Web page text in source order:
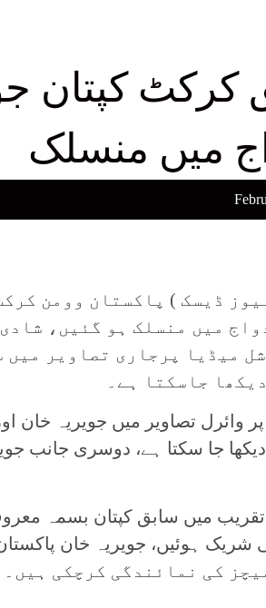
کرکٹ کپتان
میں منسلک
ڈیسک ) پاکستان وومن
میں منسلک ہو گئیں،
میڈیا پرجاری تصاویر
جاسکتا ہے۔
پر وائرل تصاویر میں جویریہ
جا سکتا ہے، دوسری جانب
میں سابق کپتان بسمہ
کی نمائندگی کرچکی ہیں۔